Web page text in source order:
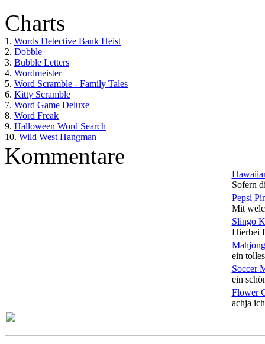
Charts
1. Words Detective Bank Heist
2. Dobble
3. Bubble Letters
4. Wordmeister
5. Word Scramble - Family Tales
6. Kitty Scramble
7. Word Game Deluxe
8. Word Freak
9. Halloween Word Search
10. Wild West Hangman
Kommentare
Sofern
Pepsi
Mit
Slingo
Hierbei
ein
Soccer
ein
Flower
achja